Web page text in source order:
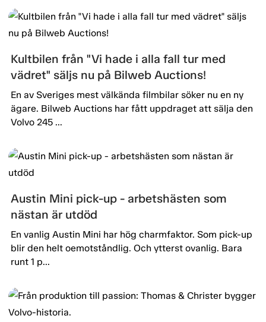
Kultbilen från "Vi hade i alla fall tur med
vädret" säljs nu på Bilweb Auctions!
En av Sveriges mest välkända filmbilar söker nu en ny
ägare. Bilweb Auctions har fått uppdraget att sälja den
Volvo 245 ...
Austin Mini pick-up - arbetshästen som
nästan är utdöd
En vanlig Austin Mini har hög charmfaktor. Som pick-up
blir den helt oemotståndlig. Och ytterst ovanlig. Bara
runt 1 p...